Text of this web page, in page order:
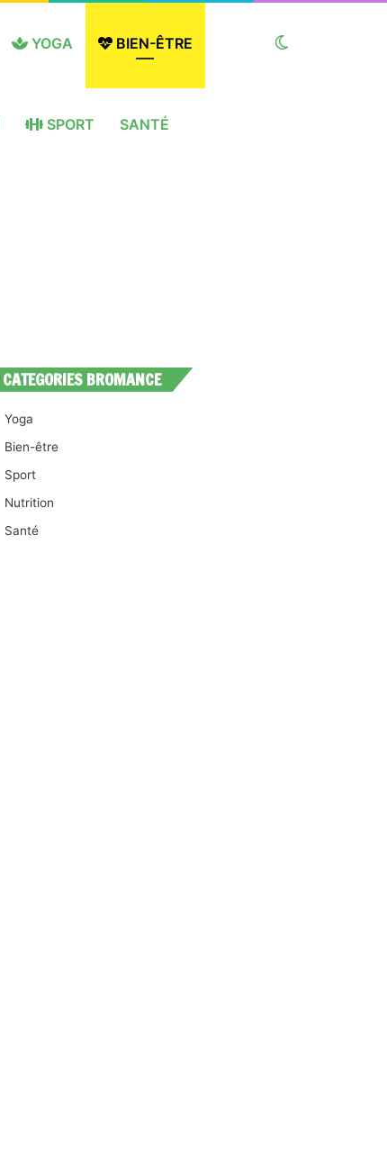
YOGA BIEN-ÊTRE
SPORT SANTÉ
CATEGORIES BROMANCE
Yoga
Bien-être
Sport
Nutrition
Santé